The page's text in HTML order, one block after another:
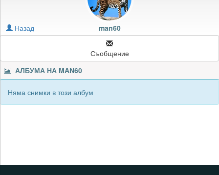
Картичките на man60
Блокирай man60 man60
Назад
Съобщение
АЛБУМА НА MAN60
Няма снимки в този албум